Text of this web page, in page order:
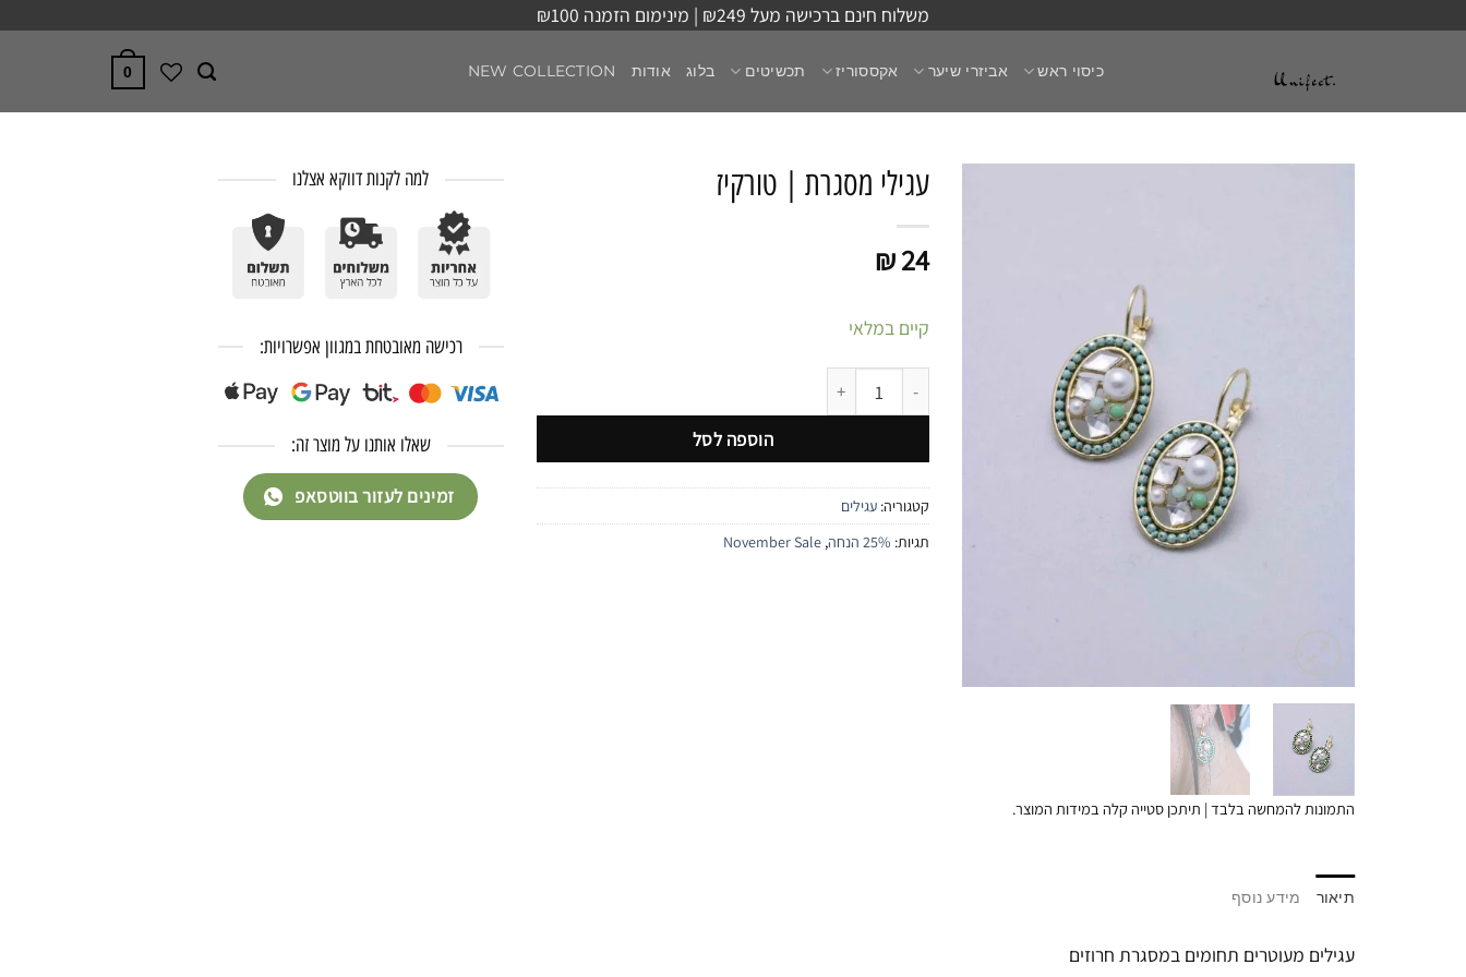
משלוח חינם ברכישה מעל ₪249 | מינימום הזמנה ₪100
כיסוי ראש אביזרי שיער אקססוריז תכשיטים בלוג אודות NEW COLLECTION
0
התמונות להמחשה בלבד | תיתכן סטייה קלה במידות המוצר.
עגילי מסגרת | טורקיז
₪24
קיים במלאי
כמות של עגילי מסגרת | טורקיז
הוספה לסל
קטגוריה: עגילים
תגיות: 25% הנחה ,
November Sale
למה לקנות דווקא אצלנו
רכישה מאובטחת במגוון אפשרויות:
שאלו אותנו על מוצר זה:
זמינים לעזור בווטסאפ
תיאור מידע נוסף
עגילים מעוטרים תחומים במסגרת חרוזים